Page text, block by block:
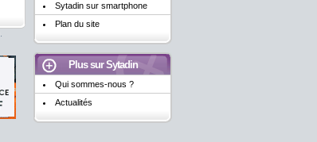
Sytadin sur smartphone
Plan du site
Plus sur Sytadin
Qui sommes-nous ?
Actualités